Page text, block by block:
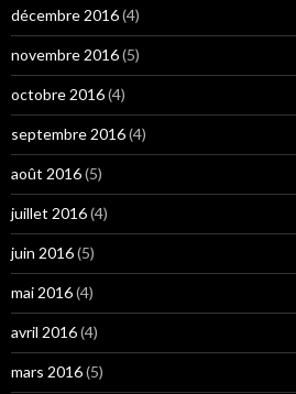
décembre 2016(4)
novembre 2016(5)
octobre 2016(4)
septembre 2016(4)
août 2016(5)
juillet 2016(4)
juin 2016(5)
mai 2016(4)
avril 2016(4)
mars 2016(5)